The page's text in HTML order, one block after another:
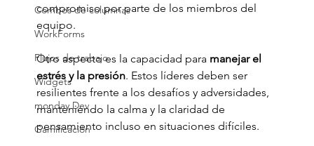
Combos de columnas
WorkForms
Flujos de trabajo
Widgets
monday Dev
Gamificación
compromiso por parte de los miembros del
equipo.
Otro aspecto es la capacidad para manejar el
estrés y la presión. Estos líderes deben ser
resilientes frente a los desafíos y adversidades,
manteniendo la calma y la claridad de
pensamiento incluso en situaciones difíciles.